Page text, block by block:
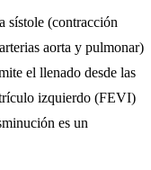
sístole (contracción
aorta y pulmonar)
el llenado desde las
izquierdo (FEVI)
es un